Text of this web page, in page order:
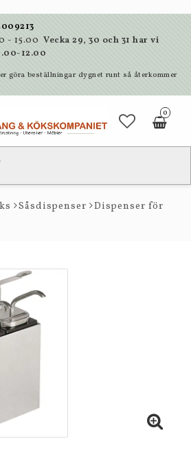
- 15.00 Vecka 29, 30 och 31 har vi
12.00
göra beställningar dygnet runt så återkommer
0
Såsdispenser
Dispenser för